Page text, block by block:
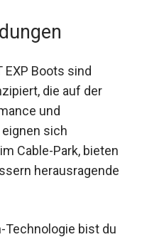
EXP Boots sind
die auf der
und
sich
Cable-Park, bieten
herausragende
Technologie bist du